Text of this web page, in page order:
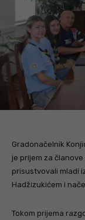
Gradonačelnik
je prijem za članove
prisustvovali mladi
Hadžizukićem i
Tokom prijema